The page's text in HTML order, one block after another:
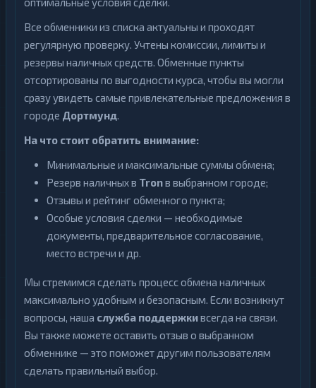
Все обменники из списка актуальны и проходят
регулярную проверку. Учтены комиссии, лимиты и
резервы наличных средств. Обменные пункты
отсортированы по выгодности курса, чтобы вы могли
сразу увидеть самые привлекательные предложения в
городе Дортмунд.
На что стоит обратить внимание:
Минимальные и максимальные суммы обмена;
Резерв наличных в Tronв выбранном городе;
Отзывы и рейтинг обменного пункта;
Особые условия сделки — необходимые
документы, предварительное согласование,
место встречи и др.
Мы стремимся сделать процесс обмена наличных
максимально удобным и безопасным. Если возникнут
вопросы, наша служба поддержкивсегда на связи.
Вы также можете оставить отзыв о выбранном
обменнике — это поможет другим пользователям
сделать правильный выбор.